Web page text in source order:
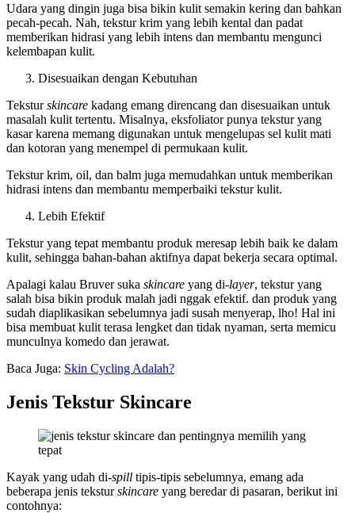
Udara yang dingin juga bisa bikin kulit semakin kering dan bahkan
pecah-pecah. Nah, tekstur krim yang lebih kental dan padat
memberikan hidrasi yang lebih intens dan membantu mengunci
kelembapan kulit.
Disesuaikan dengan Kebutuhan
Teksturskincare kadang emang direncang dan disesuaikan untuk
masalah kulit tertentu. Misalnya, eksfoliator punya tekstur yang
kasar karena memang digunakan untuk mengelupas sel kulit mati
dan kotoran yang menempel di permukaan kulit.
Tekstur krim, oil, dan balm juga memudahkan untuk memberikan
hidrasi intens dan membantu memperbaiki tekstur kulit.
Lebih Efektif
Tekstur yang tepat membantu produk meresap lebih baik ke dalam
kulit, sehingga bahan-bahan aktifnya dapat bekerja secara optimal.
Apalagi kalau Bruver suka skincare yang di-layer, tekstur yang
salah bisa bikin produk malah jadi nggak efektif. dan produk yang
sudah diaplikasikan sebelumnya jadi susah menyerap, lho! Hal ini
bisa membuat kulit terasa lengket dan tidak nyaman, serta memicu
munculnya komedo dan jerawat.
Baca Juga: Skin Cycling Adalah?
Jenis Tekstur Skincare
Kayak yang udah di-spill tipis-tipis sebelumnya, emang ada
beberapa jenis teksturskincare yang beredar di pasaran, berikut ini
contohnya: